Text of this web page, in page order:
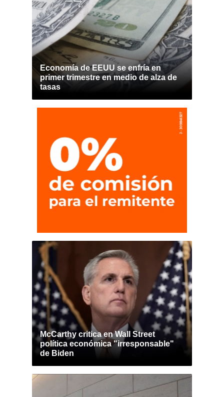
Economía de EEUU se enfría en
primer trimestre en medio de alza de
tasas
McCarthy critica en Wall Street
política económica "irresponsable"
de Biden